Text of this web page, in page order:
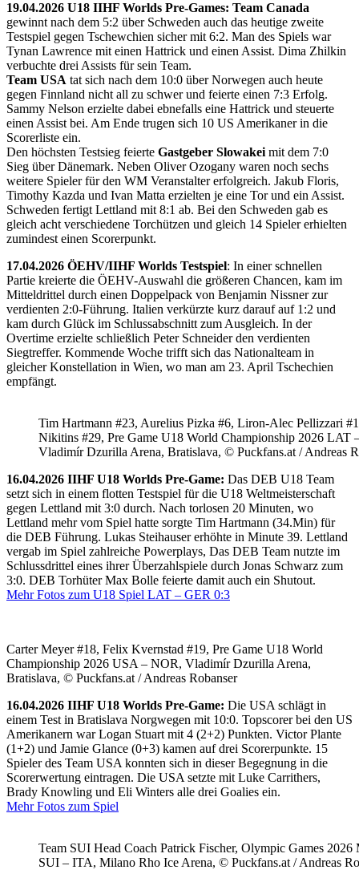
19.04.2026 U18 IIHF Worlds Pre-Games: Team Canada
gewinnt nach dem 5:2 über Schweden auch das heutige zweite
Testspiel gegen Tschewchien sicher mit 6:2. Man des Spiels war
Tynan Lawrence mit einen Hattrick und einen Assist. Dima Zhilkin
verbuchte drei Assists für sein Team.
Team USA tat sich nach dem 10:0 über Norwegen auch heute
gegen Finnland nicht all zu schwer und feierte einen 7:3 Erfolg.
Sammy Nelson erzielte dabei ebnefalls eine Hattrick und steuerte
einen Assist bei. Am Ende trugen sich 10 US Amerikaner in die
Scorerliste ein.
Den höchsten Testsieg feierte Gastgeber Slowakei mit dem 7:0
Sieg über Dänemark. Neben Oliver Ozogany waren noch sechs
weitere Spieler für den WM Veranstalter erfolgreich. Jakub Floris,
Timothy Kazda und Ivan Matta erzielten je eine Tor und ein Assist.
Schweden fertigt Lettland mit 8:1 ab. Bei den Schweden gab es
gleich acht verschiedene Torchützen und gleich 14 Spieler erhielten
zumindest einen Scorerpunkt.
17.04.2026 ÖEHV/IIHF Worlds Testspiel: In einer schnellen
Partie kreierte die ÖEHV-Auswahl die größeren Chancen, kam im
Mitteldrittel durch einen Doppelpack von Benjamin Nissner zur
verdienten 2:0-Führung. Italien verkürzte kurz darauf auf 1:2 und
kam durch Glück im Schlussabschnitt zum Ausgleich. In der
Overtime erzielte schließlich Peter Schneider den verdienten
Siegtreffer. Kommende Woche trifft sich das Nationalteam in
gleicher Konstellation in Wien, wo man am 23. April Tschechien
empfängt.
Tim Hartmann #23, Aurelius Pizka #6, Liron-Alec Pellizzari
Nikitins #29, Pre Game U18 World Championship 2026 LAT
Vladimír Dzurilla Arena, Bratislava, © Puckfans.at / Andreas
16.04.2026 IIHF U18 Worlds Pre-Game: Das DEB U18 Team
setzt sich in einem flotten Testspiel für die U18 Weltmeisterschaft
gegen Lettland mit 3:0 durch. Nach torlosen 20 Minuten, wo
Lettland mehr vom Spiel hatte sorgte Tim Hartmann (34.Min) für
die DEB Führung. Lukas Steihauser erhöhte in Minute 39. Lettland
vergab im Spiel zahlreiche Powerplays, Das DEB Team nutzte im
Schlussdrittel eines ihrer Überzahlspiele durch Jonas Schwarz zum
3:0. DEB Torhüter Max Bolle feierte damit auch ein Shutout.
Mehr Fotos zum U18 Spiel LAT – GER 0:3
Carter Meyer #18, Felix Kvernstad #19, Pre Game U18 World
Championship 2026 USA – NOR, Vladimír Dzurilla Arena,
Bratislava, © Puckfans.at / Andreas Robanser
16.04.2026 IIHF U18 Worlds Pre-Game: Die USA schlägt in
einem Test in Bratislava Norgwegen mit 10:0. Topscorer bei den US
Amerikanern war Logan Stuart mit 4 (2+2) Punkten. Victor Plante
(1+2) und Jamie Glance (0+3) kamen auf drei Scorerpunkte. 15
Spieler des Team USA konnten sich in dieser Begegnung in die
Scorerwertung eintragen. Die USA setzte mit Luke Carrithers,
Brady Knowling und Eli Winters alle drei Goalies ein.
Mehr Fotos zum Spiel
Team SUI Head Coach Patrick Fischer, Olympic Games 2026
SUI – ITA, Milano Rho Ice Arena, © Puckfans.at / Andreas